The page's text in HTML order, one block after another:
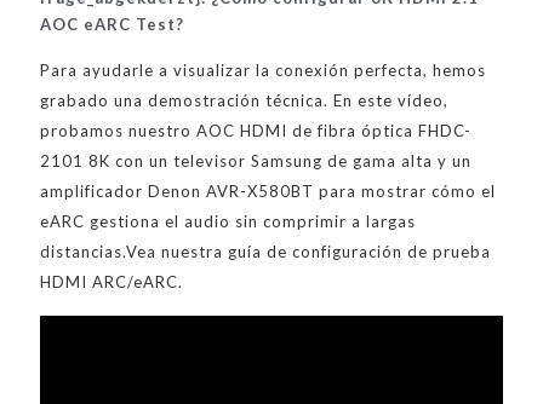
AOC eARC Test?
Para ayudarle a visualizar la conexión perfecta, hemos
grabado una demostración técnica. En este vídeo,
probamos nuestro AOC HDMI de fibra óptica FHDC-
2101 8K con un televisor Samsung de gama alta y un
amplificador Denon AVR-X580BT para mostrar cómo el
eARC gestiona el audio sin comprimir a largas
distancias.Vea nuestra guía de configuración de prueba
HDMI ARC/eARC.